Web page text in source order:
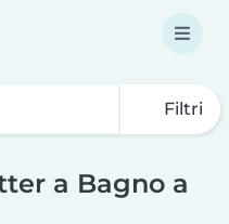
Filtri
a Bagno a